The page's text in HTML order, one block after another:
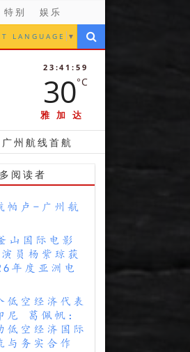
特别 娱乐
LANGUAGE ▼
23:42:01
30°C
雅加达
【金融】 立法议员支持雅加
阅读者
帕卢-广州航
山国际电影
员杨紫琼获
年度亚洲电
低空经济代表
尼 葛佩帆：
低空经济国际
与务实合作